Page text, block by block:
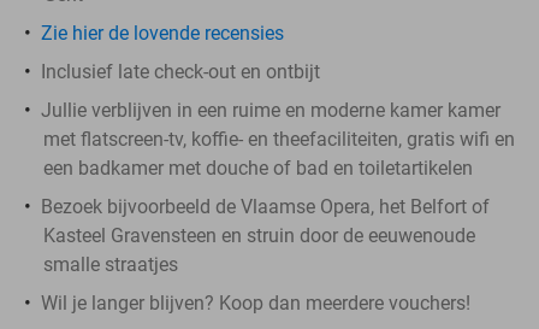
Zie hier de lovende recensies
Inclusief late check-out en ontbijt
Jullie verblijven in een ruime en moderne kamer kamer
met flatscreen-tv, koffie- en theefaciliteiten, gratis wifi en
een badkamer met douche of bad en toiletartikelen
Bezoek bijvoorbeeld de Vlaamse Opera, het Belfort of
Kasteel Gravensteen en struin door de eeuwenoude
smalle straatjes
Wil je langer blijven? Koop dan meerdere vouchers!